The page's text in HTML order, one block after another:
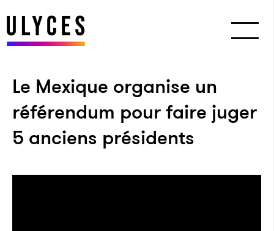
Le Mexique organise un
référendum pour faire juger
5 anciens présidents